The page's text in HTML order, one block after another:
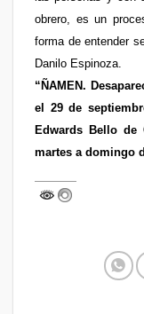
obrero, es un
forma de entender
Danilo Espinoza.
“ÑAMEN.
el 29 de
Edwards Bello de
martes a domingo